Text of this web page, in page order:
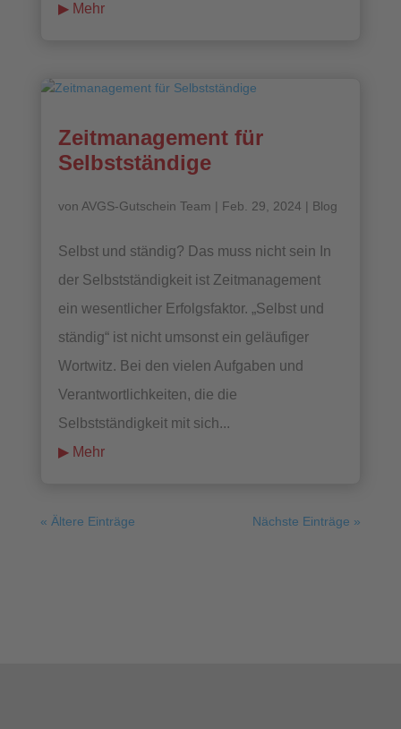
mehr lesen
Zeitmanagement für
Selbstständige
von AVGS-Gutschein Team | Feb. 29, 2024 | Blog
Selbst und ständig? Das muss nicht sein In
der Selbstständigkeit ist Zeitmanagement
ein wesentlicher Erfolgsfaktor. „Selbst und
ständig“ ist nicht umsonst ein geläufiger
Wortwitz. Bei den vielen Aufgaben und
Verantwortlichkeiten, die die
Selbstständigkeit mit sich...
mehr lesen
« Ältere Einträge Nächste Einträge »